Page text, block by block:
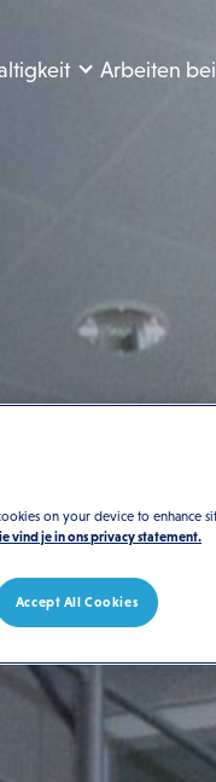
Arbeiten bei
on your device to enhance
vind je in ons privacy statement.
Accept All Cookies